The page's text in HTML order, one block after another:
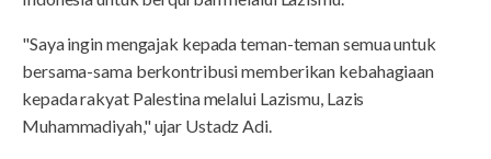
"Saya ingin mengajak kepada teman-teman semua untuk
bersama-sama berkontribusi memberikan kebahagiaan
kepada rakyat Palestina melalui Lazismu, Lazis
Muhammadiyah," ujar Ustadz Adi.